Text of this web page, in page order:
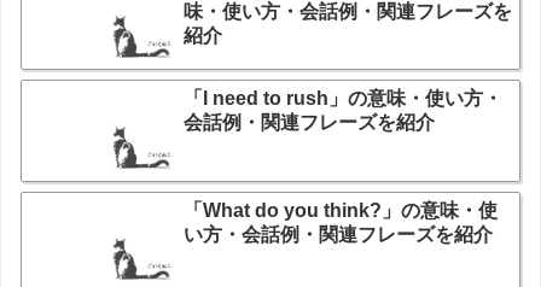
味・使い方・会話例・関連フレーズを
紹介
「I need to rush」の意味・使い方・
会話例・関連フレーズを紹介
「What do you think?」の意味・使
い方・会話例・関連フレーズを紹介